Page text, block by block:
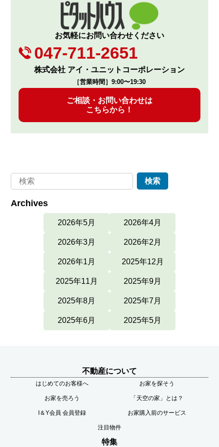
お気軽にお問い合わせください
047-711-2651
株式会社 アイ・ユニットコーポレーション
［営業時間］9:00〜19:30
ご相談・お問い合わせは
こちらから！
Archives
2026年5月 2026年4月
2026年3月 2026年2月
2026年1月 2025年12月
2025年11月 2025年9月
2025年8月 2025年7月
2025年6月 2025年5月
不動産について
はじめてのお客様へ お家を探そう
お家を売ろう 「天空の家」とは？
I＆Y会員 会員登録 お家購入前のサービス
注目物件
特集